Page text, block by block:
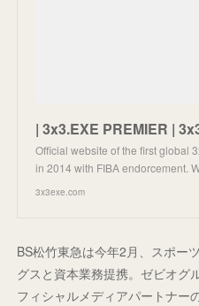
Official website of the first global
in 2014 with FIBA endorcement.
3x3exe.com
BS松竹東急は今年2月、スポー
グスと資本業務提携。ゼビオグ
フィシャルメディアパートナー